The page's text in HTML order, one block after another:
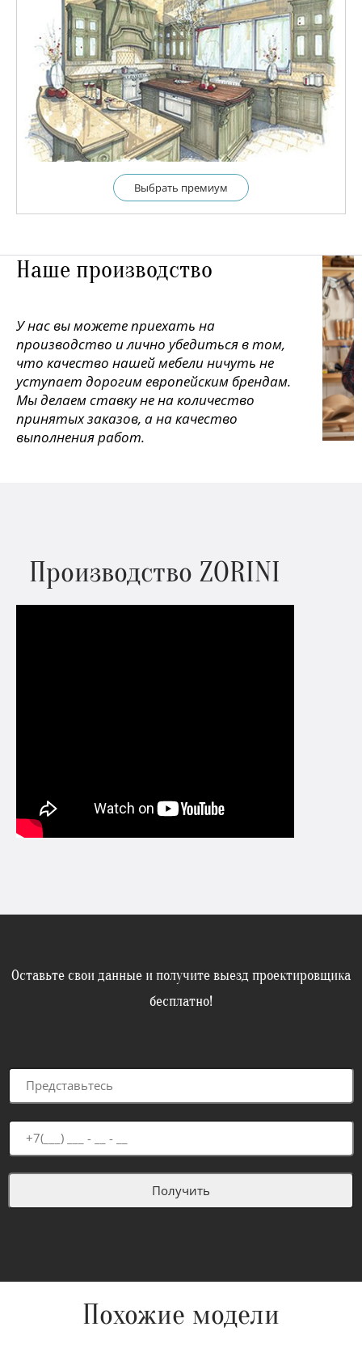
Выбрать премиум
Наше производство
У нас вы можете приехать на
производство и лично убедиться в том,
что качество нашей мебели ничуть не
уступает дорогим европейским брендам.
Мы делаем ставку не на количество
принятых заказов, а на качество
выполнения работ.
Производство ZORINI
Оставьте свои данные и получите выезд проектировщика
бесплатно!
Похожие модели